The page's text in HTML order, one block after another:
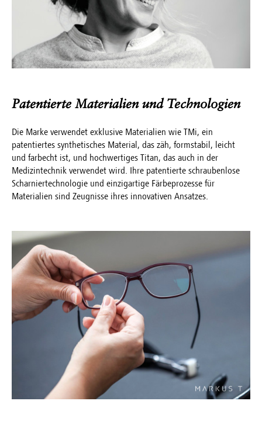
Patentierte Materialien und Technologien
Die Marke verwendet exklusive Materialien wie TMi, ein
patentiertes synthetisches Material, das zäh, formstabil, leicht
und farbecht ist, und hochwertiges Titan, das auch in der
Medizintechnik verwendet wird. Ihre patentierte schraubenlose
Scharniertechnologie und einzigartige Färbeprozesse für
Materialien sind Zeugnisse ihres innovativen Ansatzes.